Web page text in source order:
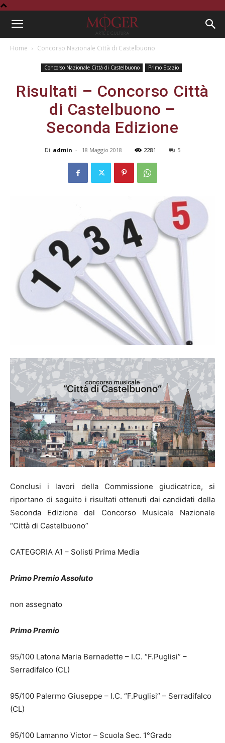
Home Concorso Nazionale Città di Castelbuono
Concorso Nazionale Città di Castelbuono Primo Spazio
Risultati – Concorso Città
di Castelbuono –
Seconda Edizione
Di admin - 18 Maggio 2018 2281 5
Conclusi i lavori della Commissione giudicatrice, si
riportano di seguito i risultati ottenuti dai candidati della
Seconda Edizione del Concorso Musicale Nazionale
“Città di Castelbuono”
CATEGORIA A1 – Solisti Prima Media
Primo Premio Assoluto
non assegnato
Primo Premio
95/100 Latona Maria Bernadette – I.C. “F.Puglisi” –
Serradifalco (CL)
95/100 Palermo Giuseppe – I.C. “F.Puglisi” – Serradifalco
(CL)
95/100 Lamanno Victor – Scuola Sec. 1°Grado